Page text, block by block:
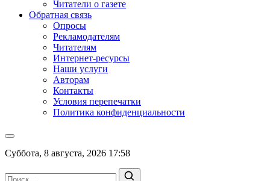
Читатели о газете
Обратная связь
Опросы
Рекламодателям
Читателям
Интернет-ресурсы
Наши услуги
Авторам
Контакты
Условия перепечатки
Политика конфиденциальности
Суббота, 8 августа, 2026 17:58